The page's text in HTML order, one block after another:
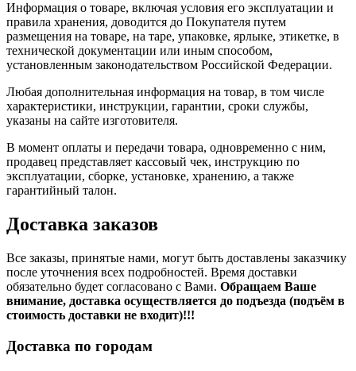
Информация о товаре, включая условия его эксплуатации и
правила хранения, доводится до Покупателя путем
размещения на товаре, на таре, упаковке, ярлыке, этикетке, в
технической документации или иным способом,
установленным законодательством Российской Федерации.
Любая дополнительная информация на товар, в том числе
характеристики, инструкции, гарантии, сроки службы,
указаны на сайте изготовителя.
В момент оплаты и передачи товара, одновременно с ним,
продавец представляет кассовый чек, инструкцию по
эксплуатации, сборке, установке, хранению, а также
гарантийный талон.
Доставка заказов
Все заказы, принятые нами, могут быть доставлены заказчику
после уточнения всех подробностей. Время доставки
обязательно будет согласовано с Вами. Обращаем Ваше
внимание, доставка осуществляется до подъезда (подъём в
стоимость доставки не входит)!!!
Доставка по городам